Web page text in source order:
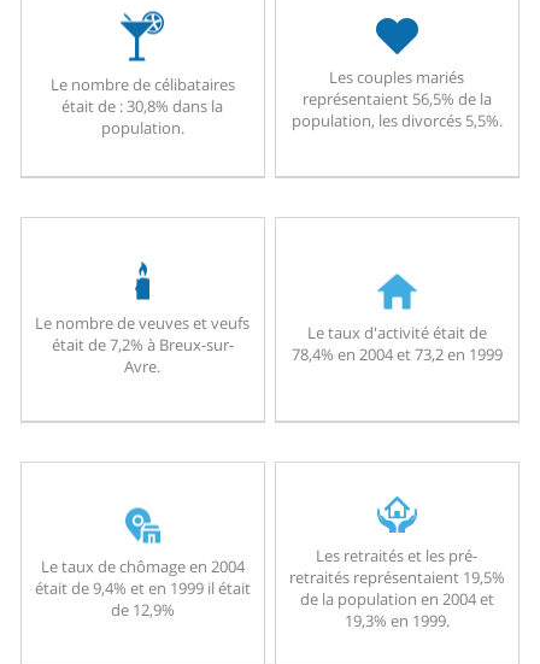
Le nombre de célibataires
était de : 30,8% dans la
population.
Les couples mariés
représentaient 56,5% de la
population, les divorcés 5,5%.
Le nombre de veuves et veufs
était de 7,2% à Breux-sur-
Avre.
Le taux d'activité était de
78,4% en 2004 et 73,2 en 1999
Le taux de chômage en 2004
était de 9,4% et en 1999 il était
de 12,9%
Les retraités et les pré-
retraités représentaient 19,5%
de la population en 2004 et
19,3% en 1999.